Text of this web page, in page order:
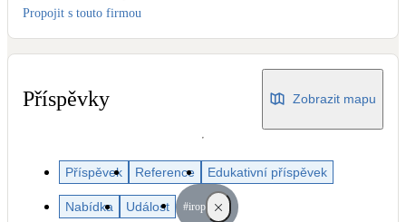
Klimatizace
Okna / dveře
Balkonové sestavy
Propojit s touto firmou
Příspěvky Zobrazit mapu
Příspěvek Reference Edukativní příspěvek
Nabídka Událost #irop